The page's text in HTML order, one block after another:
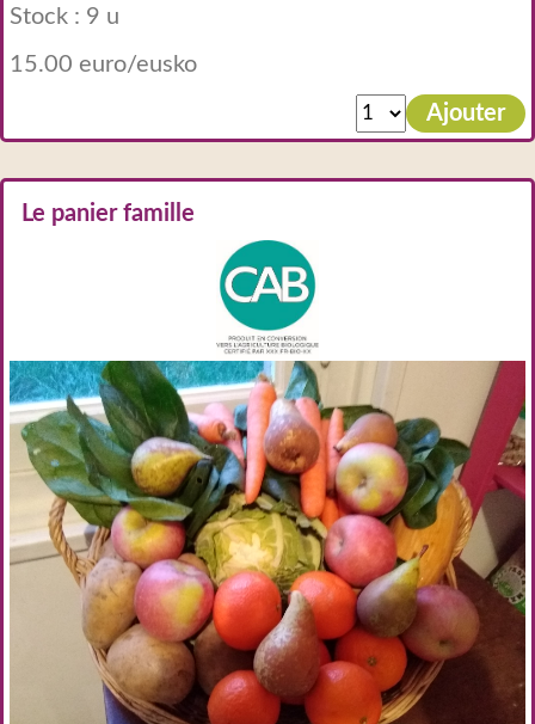
Stock : 9 u
15.00 euro/eusko
Ajouter
Le panier famille